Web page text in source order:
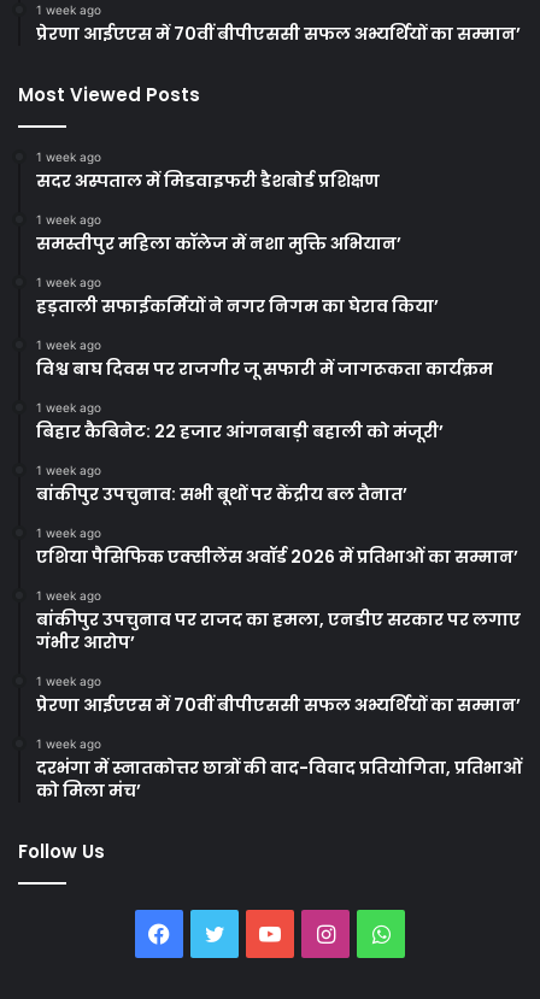
1 week ago
प्रेरणा आईएएस में 70वीं बीपीएससी सफल अभ्यर्थियों का सम्मान’
Most Viewed Posts
1 week ago
सदर अस्पताल में मिडवाइफरी डैशबोर्ड प्रशिक्षण
1 week ago
समस्तीपुर महिला कॉलेज में नशा मुक्ति अभियान’
1 week ago
हड़ताली सफाईकर्मियों ने नगर निगम का घेराव किया’
1 week ago
विश्व बाघ दिवस पर राजगीर जू सफारी में जागरूकता कार्यक्रम
1 week ago
बिहार कैबिनेट: 22 हजार आंगनबाड़ी बहाली को मंजूरी’
1 week ago
बांकीपुर उपचुनाव: सभी बूथों पर केंद्रीय बल तैनात’
1 week ago
एशिया पैसिफिक एक्सीलेंस अवॉर्ड 2026 में प्रतिभाओं का सम्मान’
1 week ago
बांकीपुर उपचुनाव पर राजद का हमला, एनडीए सरकार पर लगाए
गंभीर आरोप’
1 week ago
प्रेरणा आईएएस में 70वीं बीपीएससी सफल अभ्यर्थियों का सम्मान’
1 week ago
दरभंगा में स्नातकोत्तर छात्रों की वाद-विवाद प्रतियोगिता, प्रतिभाओं
को मिला मंच’
Follow Us
Facebook
TwitterYouTubeInstagramWhatsApp